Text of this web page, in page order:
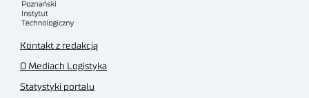
Kontakt z redakcją
O Mediach Logistyka
Statystyki portalu